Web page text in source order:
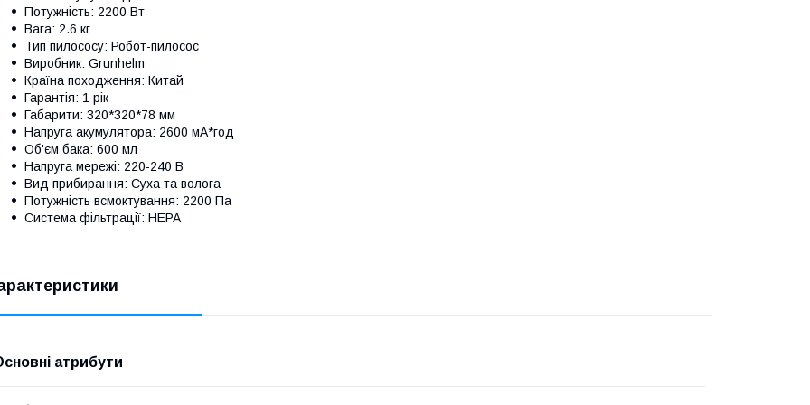
Потужність: 2200 Вт
Вага: 2.6 кг
Тип пилососу: Робот-пилосос
Виробник: Grunhelm
Країна походження: Китай
Гарантія: 1 рік
Габарити: 320*320*78 мм
Напруга акумулятора: 2600 мА*год
Об'єм бака: 600 мл
Напруга мережі: 220-240 В
Вид прибирання: Суха та волога
Потужність всмоктування: 2200 Па
Система фільтрації: HEPA
атрибути